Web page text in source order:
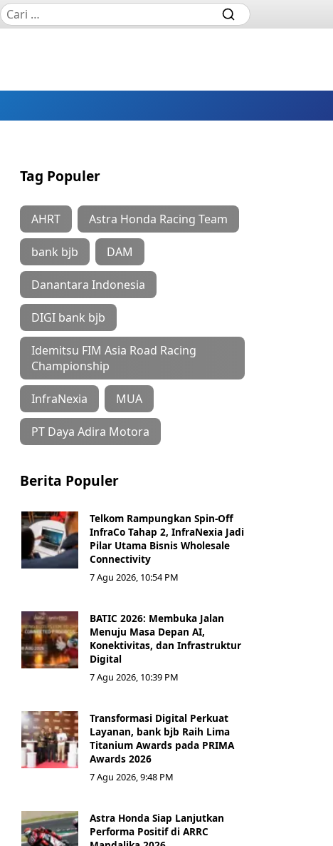
Tag Populer
AHRT Astra Honda Racing Team
bank bjb DAM
Danantara Indonesia
DIGI bank bjb
Idemitsu FIM Asia Road Racing
Championship
InfraNexia MUA
PT Daya Adira Motora
Berita Populer
Telkom Rampungkan Spin-Off
InfraCo Tahap 2, InfraNexia Jadi
Pilar Utama Bisnis Wholesale
Connectivity
7 Agu 2026, 10:54 PM
BATIC 2026: Membuka Jalan
Menuju Masa Depan AI,
Konektivitas, dan Infrastruktur
Digital
7 Agu 2026, 10:39 PM
Transformasi Digital Perkuat
Layanan, bank bjb Raih Lima
Titanium Awards pada PRIMA
Awards 2026
7 Agu 2026, 9:48 PM
Astra Honda Siap Lanjutkan
Performa Positif di ARRC